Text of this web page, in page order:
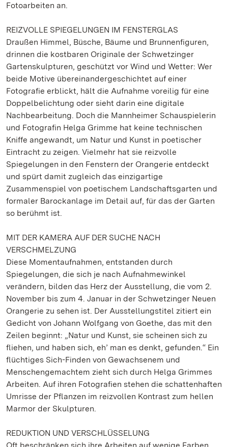
Fotoarbeiten an.
REIZVOLLE SPIEGELUNGEN IM FENSTERGLAS
Draußen Himmel, Büsche, Bäume und Brunnenfiguren,
drinnen die kostbaren Originale der Schwetzinger
Gartenskulpturen, geschützt vor Wind und Wetter: Wer
beide Motive übereinandergeschichtet auf einer
Fotografie erblickt, hält die Aufnahme voreilig für eine
Doppelbelichtung oder sieht darin eine digitale
Nachbearbeitung. Doch die Mannheimer Schauspielerin
und Fotografin Helga Grimme hat keine technischen
Kniffe angewandt, um Natur und Kunst in poetischer
Eintracht zu zeigen. Vielmehr hat sie reizvolle
Spiegelungen in den Fenstern der Orangerie entdeckt
und spürt damit zugleich das einzigartige
Zusammenspiel von poetischem Landschaftsgarten und
formaler Barockanlage im Detail auf, für das der Garten
so berühmt ist.
MIT DER KAMERA AUF DER SUCHE NACH
VERSCHMELZUNG
Diese Momentaufnahmen, entstanden durch
Spiegelungen, die sich je nach Aufnahmewinkel
verändern, bilden das Herz der Ausstellung, die vom 2.
November bis zum 4. Januar in der Schwetzinger Neuen
Orangerie zu sehen ist. Der Ausstellungstitel zitiert ein
Gedicht von Johann Wolfgang von Goethe, das mit den
Zeilen beginnt: „Natur und Kunst, sie scheinen sich zu
fliehen, und haben sich, eh’ man es denkt, gefunden.“ Ein
flüchtiges Sich-Finden von Gewachsenem und
Menschengemachtem zieht sich durch Helga Grimmes
Arbeiten. Auf ihren Fotografien stehen die schattenhaften
Umrisse der Pflanzen im reizvollen Kontrast zum hellen
Marmor der Skulpturen.
REDUKTION UND VERSCHLÜSSELUNG